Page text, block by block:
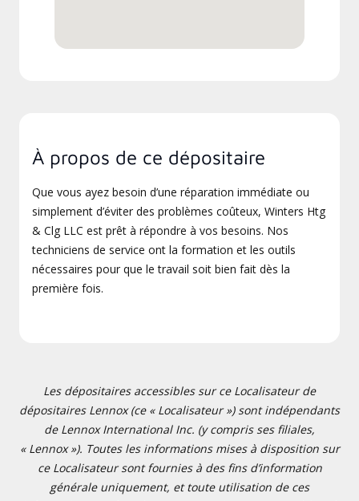
À propos de ce dépositaire
Que vous ayez besoin d’une réparation immédiate ou
simplement d’éviter des problèmes coûteux, Winters Htg
& Clg LLC est prêt à répondre à vos besoins. Nos
techniciens de service ont la formation et les outils
nécessaires pour que le travail soit bien fait dès la
première fois.
Les dépositaires accessibles sur ce Localisateur de
dépositaires Lennox (ce « Localisateur ») sont indépendants
de Lennox International Inc. (y compris ses filiales,
« Lennox »). Toutes les informations mises à disposition sur
ce Localisateur sont fournies à des fins d’information
générale uniquement, et toute utilisation de ces